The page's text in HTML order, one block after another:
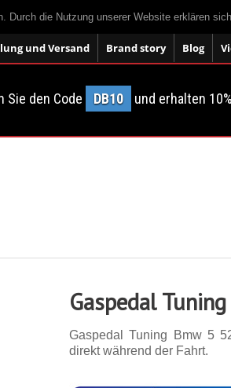
die Nutzung unserer Website erklären
und Versand Brand story Blog
Sie den Code DB10 und erhalten
Gaspedal
Gaspedal Tuning Bmw 5
direkt während der Fahrt.